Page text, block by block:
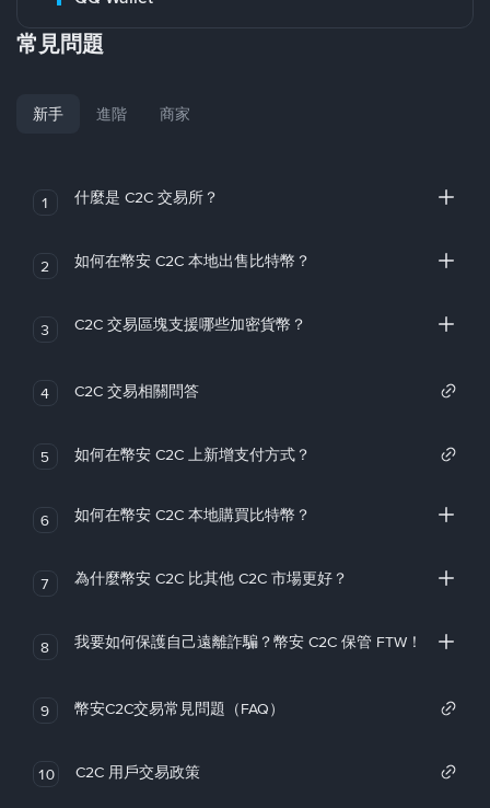
常見問題
新手 進階 商家
1 什麼是 C2C 交易所？
2 如何在幣安 C2C 本地出售比特幣？
3 C2C 交易區塊支援哪些加密貨幣？
4 C2C 交易相關問答
5 如何在幣安 C2C 上新增支付方式？
6 如何在幣安 C2C 本地購買比特幣？
7 為什麼幣安 C2C 比其他 C2C 市場更好？
8 我要如何保護自己遠離詐騙？幣安 C2C 保管 FTW！
9 幣安C2C交易常見問題（FAQ）
10 C2C 用戶交易政策